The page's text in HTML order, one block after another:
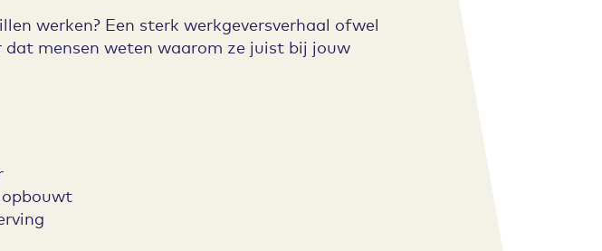
werken? Een sterk werkgeversverhaal ofwel
mensen weten waarom ze juist bij jouw
opbouwt